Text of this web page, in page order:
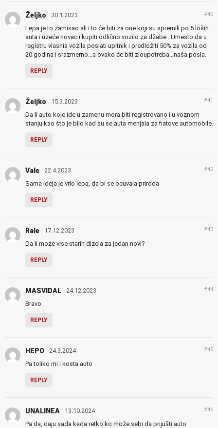
Željko 30.1.2023 #40
Lepa je to zamisao ali i to će biti za one koji su spremili po 5 loših
auta i uzeće novac i kupiti odlično vozilo za džabe . Umesto da u
registru vlasnia vozila poslati upitnik i predložiti 50% za vozila od
20 godina i srazmerno…a ovako će biti zloupotreba…naša posla.
REPLY
Željko 15.3.2023 #41
Da li auto koje ide u zamenu mora biti registrovano i u voznom
stanju kao što je bilo kad su se auta menjala za fiatove automobile.
REPLY
Vale 22.4.2023 #42
Sama ideja je vrlo lepa, da bi se ocuvala priroda
REPLY
Rale 17.12.2023 #43
Da li moze vise starih dizela za jedan novi?
REPLY
MASVIDAL 24.12.2023 #44
Bravo.
REPLY
HEPO 24.3.2024 #45
Pa toliko mi i kosta auto
REPLY
UNALINEA 13.10.2024 #46
Pa da, daju sada kada retko ko može sebi da prijušti auto